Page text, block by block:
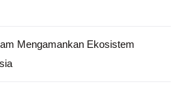
Mengamankan Ekosistem